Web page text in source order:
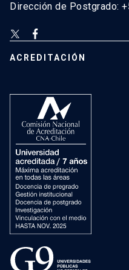
Dirección de Postgrado:
ACREDITACIÓN